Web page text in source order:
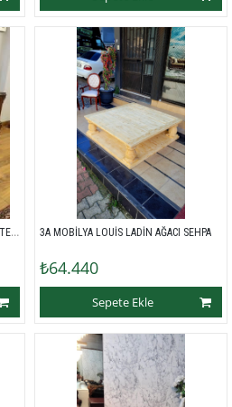
3A MOBİLYA LOUİS BOMBELİ TV UNİTESİ 3A MOBİLYA LOUİS LADİN AĞACI SEHPA
₺64.440
Sepete Ekle